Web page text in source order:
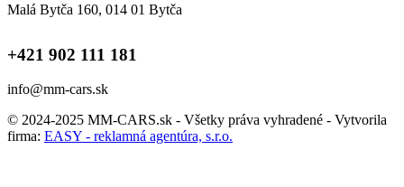
Malá Bytča 160, 014 01 Bytča
+421 902 111 181
info@mm-cars.sk
© 2024-2025 MM-CARS.sk - Všetky práva vyhradené - Vytvorila
firma: EASY - reklamná agentúra, s.r.o.